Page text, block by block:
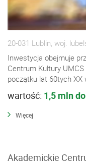
20-031 Lublin, woj.
Inwestycja obejmuje
Centrum Kultury
początku lat 60tych XX
wartość: 1,5 mln
Więcej
Akademickie